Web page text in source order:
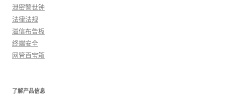
泄密警世钟
法律法规
溢信布告板
终端安全
网管百宝箱
了解产品信息